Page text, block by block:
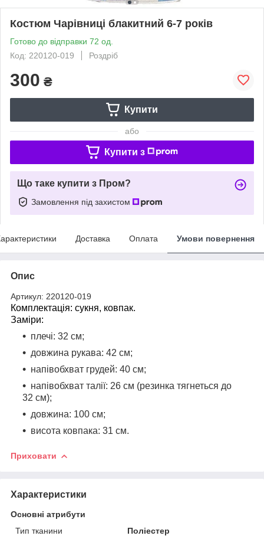
Костюм Чарівниці блакитний 6-7 років
Готово до відправки 72 од.
Код: 220120-019
Роздріб
300 ₴
Купити
або
Купити з
Що таке купити з Пром?
Замовлення під захистом
Доставка Оплата Умови повернення
Опис
Артикул: 220120-019
Комплектація: сукня, ковпак.
Заміри:
плечі: 32 см;
довжина рукава: 42 см;
напівобхват грудей: 40 см;
напівобхват талії: 26 см (резинка тягнеться до
32 см);
довжина: 100 см;
висота ковпака: 31 см.
Приховати
Характеристики
Основні атрибути
Тип тканини
Поліестер